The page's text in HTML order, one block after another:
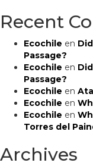
Recent
Ecochile en
Passage?
Ecochile en
Passage?
Ecochile en
Ecochile en
Ecochile en
Torres del
Archives